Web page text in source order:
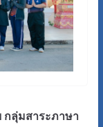
กลุ่มสาระภาษา